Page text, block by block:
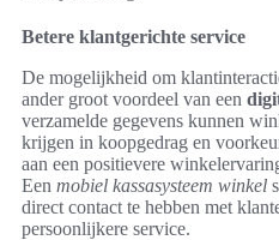
Betere klantgerichte service
De mogelijkheid om
ander groot voordeel van een
verzamelde gegevens kunnen
krijgen in koopgedrag en
aan een positievere
Een mobiel kassasysteem winkel
direct contact te hebben met
persoonlijkere service.